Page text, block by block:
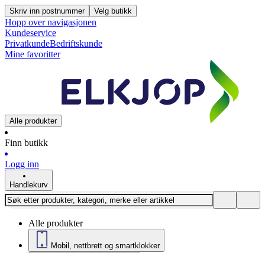
Skriv inn postnummer Velg butikk
Hopp over navigasjonen
Kundeservice
PrivatkundeBedriftskunde
Mine favoritter
Alle produkter
Finn butikk
Logg inn
Handlekurv
Alle produkter
Mobil, nettbrett og smartklokker